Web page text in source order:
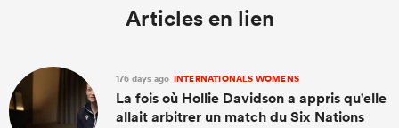
Articles en lien
176 days ago INTERNATIONALS WOMENS
La fois où Hollie Davidson a appris qu'elle
allait arbitrer un match du Six Nations